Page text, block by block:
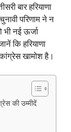
बार हरियाणा
परिणाम ने न
भी नई ऊर्जा
कि हरियाणा
खामोश है।
की उम्मीदें